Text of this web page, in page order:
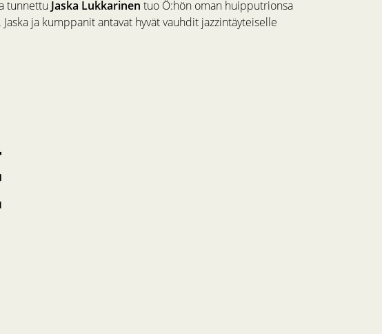
tunnettu Jaska Lukkarinen tuo Ö:hön oman huipputrionsa
. Jaska ja kumppanit antavat hyvät vauhdit jazzintäyteiselle